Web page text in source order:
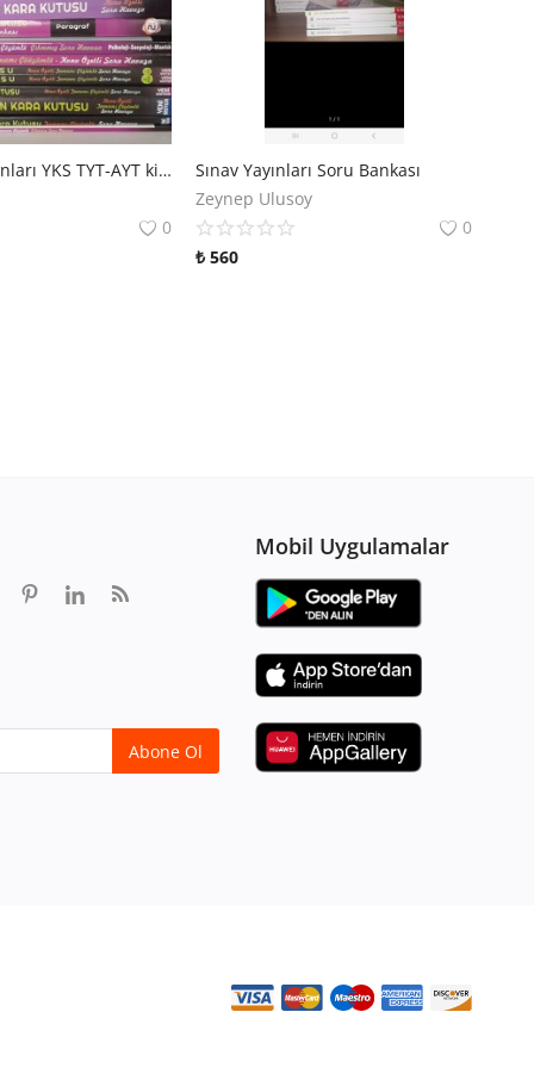
İnformal Yayınları YKS TYT-AYT kitapları
0
Sınav Yayınları Soru Bankası
Zeynep Ulusoy
0
₺ 560
Abone Ol
Mobil Uygulamalar